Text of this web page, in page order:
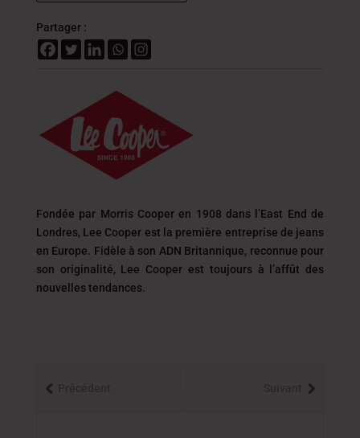
Partager :
Fondée par Morris Cooper en 1908 dans l’East End de
Londres, Lee Cooper est la première entreprise de jeans
en Europe. Fidèle à son ADN Britannique, reconnue pour
son originalité, Lee Cooper est toujours à l’affût des
nouvelles tendances.